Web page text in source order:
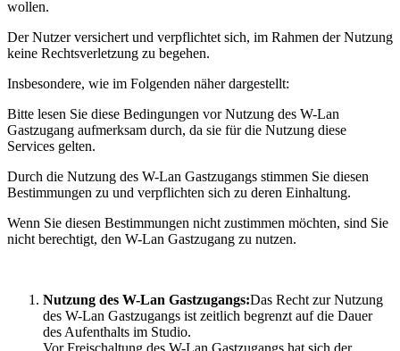
wollen.
Der Nutzer versichert und verpflichtet sich, im Rahmen der Nutzung
keine Rechtsverletzung zu begehen.
Insbesondere, wie im Folgenden näher dargestellt:
Bitte lesen Sie diese Bedingungen vor Nutzung des W-Lan
Gastzugang aufmerksam durch, da sie für die Nutzung diese
Services gelten.
Durch die Nutzung des W-Lan Gastzugangs stimmen Sie diesen
Bestimmungen zu und verpflichten sich zu deren Einhaltung.
Wenn Sie diesen Bestimmungen nicht zustimmen möchten, sind Sie
nicht berechtigt, den W-Lan Gastzugang zu nutzen.
Nutzung des W-Lan Gastzugangs:Das Recht zur Nutzung
des W-Lan Gastzugangs ist zeitlich begrenzt auf die Dauer
des Aufenthalts im Studio.